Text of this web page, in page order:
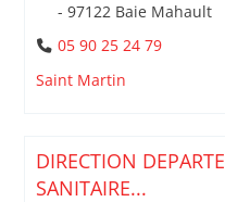
- 97122 Baie Mahault
05 90 25 24 79
Saint Martin
DIRECTION
SANITAIRE...